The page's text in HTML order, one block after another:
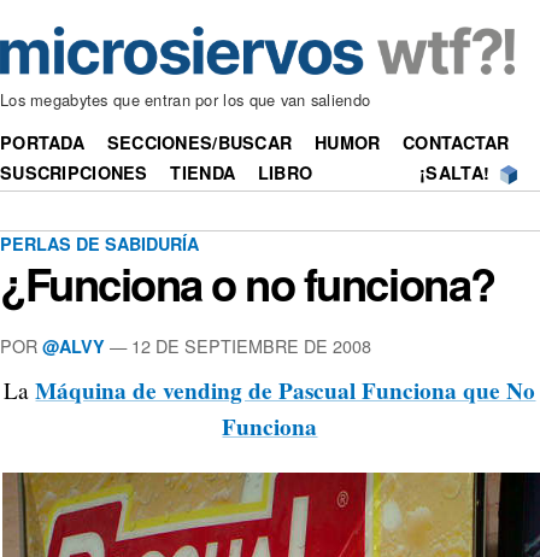
Los megabytes que entran por los que van saliendo
PORTADA SECCIONES/BUSCAR HUMOR
CONTACTAR
SUSCRIPCIONES
TIENDA LIBRO ¡SALTA!
PERLAS DE SABIDURÍA
¿Funciona o no funciona?
POR @ALVY —12 DE SEPTIEMBRE DE 2008
LaMáquina de vending de Pascual Funciona que No
Funciona